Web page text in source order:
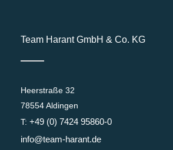
Team Harant GmbH & Co. KG
Heerstraße 32
78554 Aldingen
T: +49 (0) 7424 95860-0
info@team-harant.de